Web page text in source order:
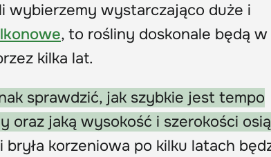
wybierzemy wystarczająco duże i
, to rośliny doskonale będą
kilka lat.
sprawdzić, jak szybkie jest tempo
oraz jaką wysokość i szerokości
bryła korzeniowa po kilku latach